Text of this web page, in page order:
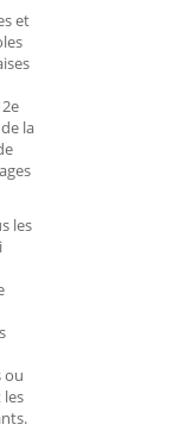
et
la
les
ou
les